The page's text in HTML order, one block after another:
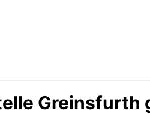
Greinsfurth